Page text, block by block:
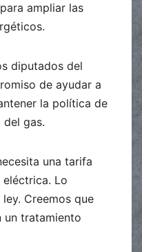
ampliar las
diputados del
de ayudar a
la política de
gas.
una tarifa
Lo
Creemos que
un tratamiento